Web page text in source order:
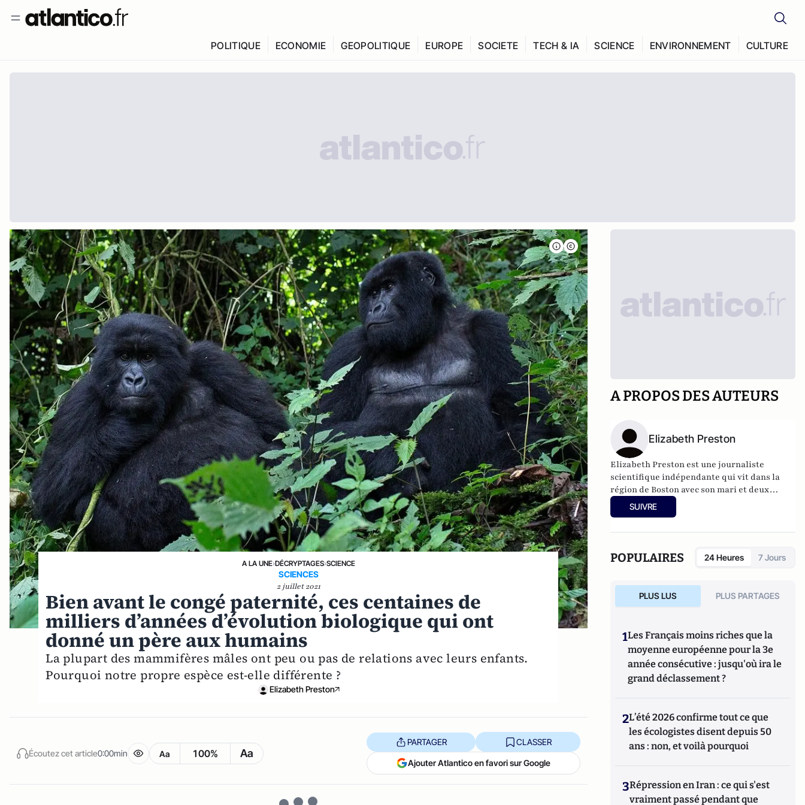
POLITIQUE ECONOMIE GEOPOLITIQUE EUROPE SOCIETE TECH & IA SCIENCE ENVIRONNEMENT CULTURE
A LA UNE›DÉCRYPTAGES›SCIENCE
SCIENCES
2 juillet 2021
Bien avant le congé paternité, ces centaines de
milliers d’années d’évolution biologique qui ont
donné un père aux humains
La plupart des mammifères mâles ont peu ou pas de relations avec leurs enfants.
Pourquoi notre propre espèce est-elle différente ?
Elizabeth Preston
Écoutez cet article0:00min Aa 100% Aa
PARTAGER CLASSER
Ajouter Atlantico en favori sur Google
A PROPOS DES AUTEURS
Elizabeth Preston
Elizabeth Preston est une journaliste
scientifique indépendante qui vit dans la
région de Boston avec son mari et deux
petits primates très dépendants.
SUIVRE
POPULAIRES 24 Heures 7 Jours
PLUS LUS PLUS PARTAGES
1Les Français moins riches que la
moyenne européenne pour la 3e
année consécutive : jusqu'où ira le
grand déclassement ?
2L’été 2026 confirme tout ce que
les écologistes disent depuis 50
ans : non, et voilà pourquoi
3Répression en Iran : ce qui s'est
vraiment passé pendant que